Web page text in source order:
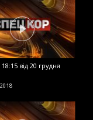
від 20 грудня
2018